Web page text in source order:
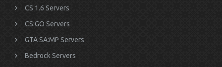
CS 1.6 Servers
CS:GO Servers
GTA SA:MP Servers
Bedrock Servers